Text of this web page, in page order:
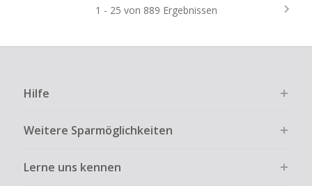
1 - 25 von 889 Ergebnissen
Hilfe
Weitere Sparmöglichkeiten
Lerne uns kennen